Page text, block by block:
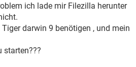
ich lade mir Filezilla herunter
darwin 9 benötigen , und mein
starten???